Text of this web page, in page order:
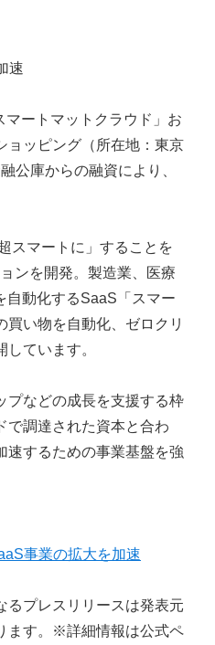
速
ートマットクラウド」お
ョッピング（所在地：東京
公庫からの融資により、
スマートに」することを
ンを開発。製造業、医療
自動化するSaaS「スマー
買い物を自動化、ゼロクリ
ています。
などの成長を支援する枠
で調達された資本と合わ
速するための事業基盤を強
事業の拡大を加速
プレスリリースは発表元
ます。※詳細情報は公式ペ